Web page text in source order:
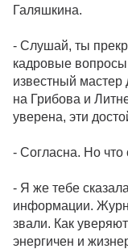
Галяшкина.
- Слушай, ты
кадровые
известный мастер
на Грибова и
уверена, эти
- Согласна. Но
- Я же тебе
информации.
звали. Как
энергичен и